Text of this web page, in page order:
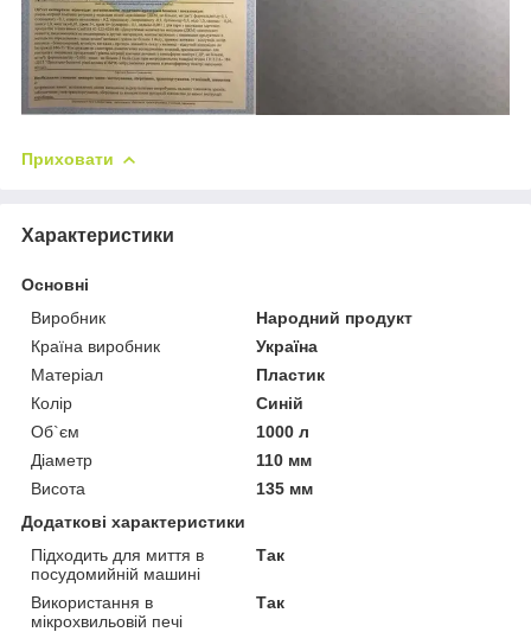
Приховати
Характеристики
Основні
Виробник
Народний продукт
Країна виробник
Україна
Матеріал
Пластик
Колір
Синій
Об`єм
1000 л
Діаметр
110 мм
Висота
135 мм
Додаткові характеристики
Підходить для миття в
посудомийній машині
Так
Використання в
мікрохвильовій печі
Так